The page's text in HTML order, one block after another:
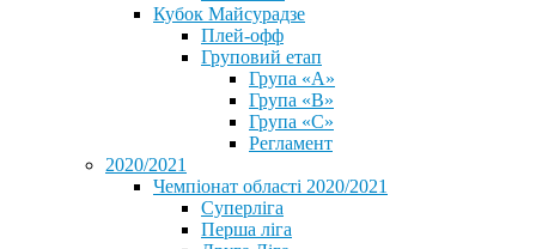
Кубок Майсурадзе
Плей-офф
Груповий етап
Група «А»
Група «B»
Група «C»
Регламент
2020/2021
Чемпіонат області 2020/2021
Суперліга
Перша ліга